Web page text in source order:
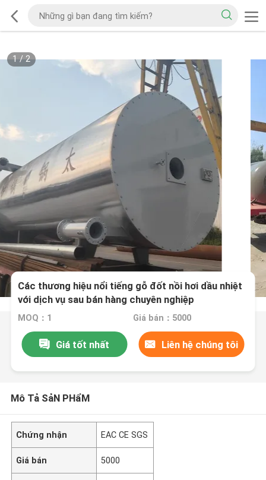
1/2
Các thương hiệu nổi tiếng gỗ đốt nồi hơi dầu nhiệt
với dịch vụ sau bán hàng chuyên nghiệp
MOQ：1 Giá bán：5000
Giá tốt nhất Liên hệ chúng tôi
Mô Tả SảN PHẩM
Chứng nhận EAC CE SGS
Giá bán 5000